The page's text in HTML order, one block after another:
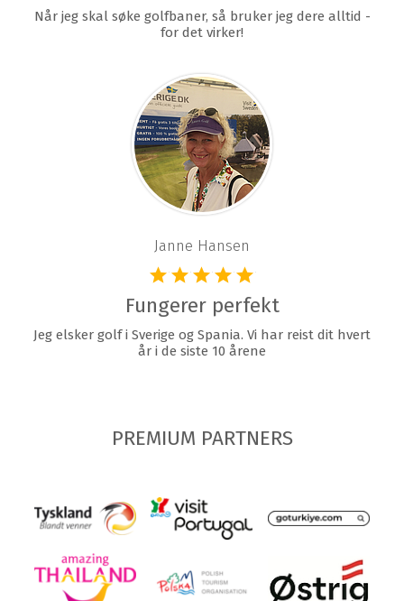
Når jeg skal søke golfbaner, så bruker jeg dere alltid -
for det virker!
Janne Hansen
Fungerer perfekt
Jeg elsker golf i Sverige og Spania. Vi har reist dit hvert
år i de siste 10 årene
PREMIUM PARTNERS